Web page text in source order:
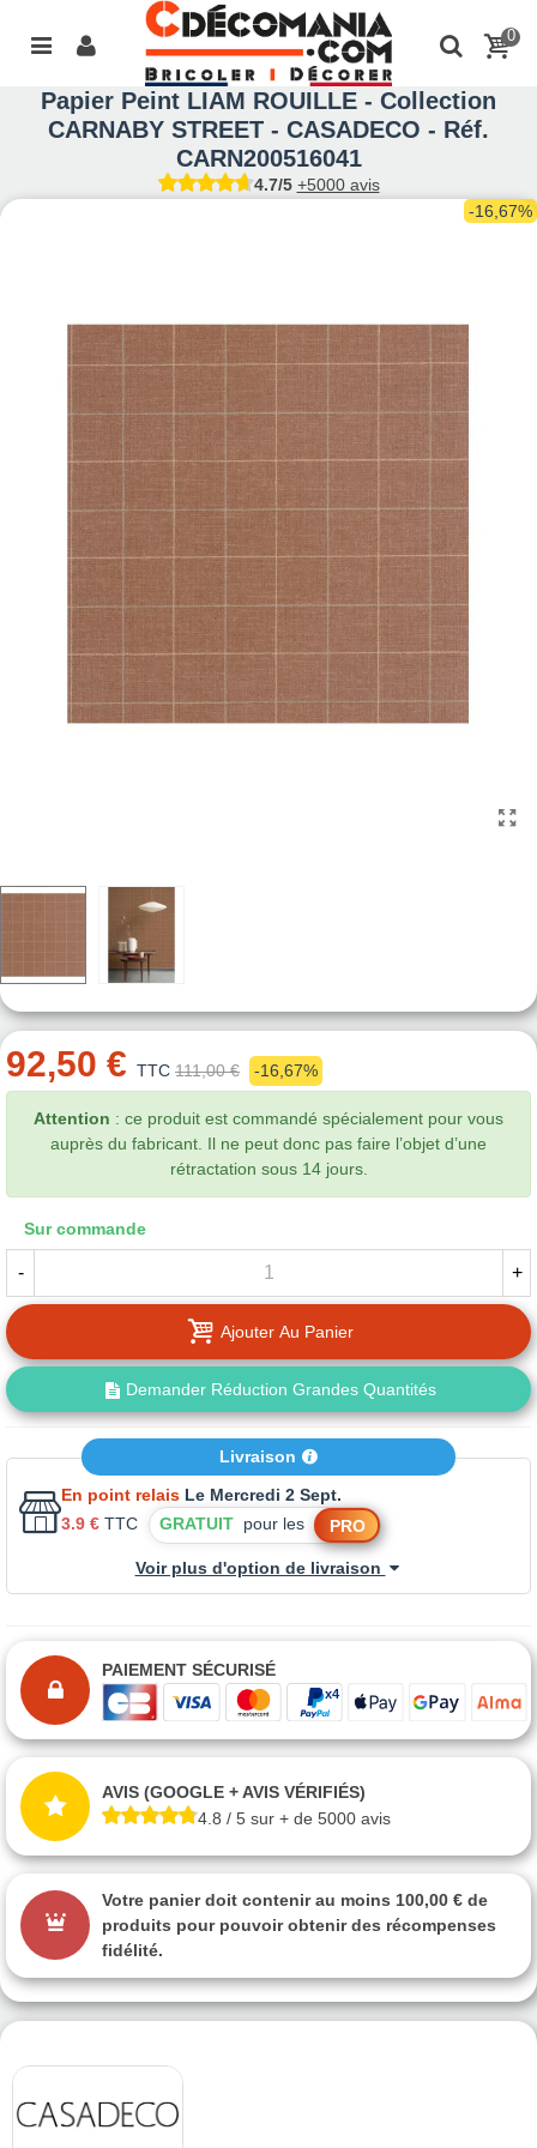
0
Papier Peint LIAM ROUILLE - Collection
CARNABY STREET - CASADECO - Réf.
CARN200516041
4.7/5 +5000 avis
-16,67%
92,50 € TTC 111,00 € -16,67%
Attention : ce produit est commandé spécialement pour vous
auprès du fabricant. Il ne peut donc pas faire l’objet d’une
rétractation sous 14 jours.
Sur commande
- +
Ajouter Au Panier
Demander Réduction Grandes Quantités
Livraison
En point relais Le Mercredi 2 Sept.
3.9 € TTC GRATUIT pour les PRO
Voir plus d'option de livraison
PAIEMENT SÉCURISÉ
AVIS (GOOGLE + AVIS VÉRIFIÉS)
4.8 / 5 sur + de 5000 avis
Votre panier doit contenir au moins 100,00 € de
produits pour pouvoir obtenir des récompenses
fidélité.